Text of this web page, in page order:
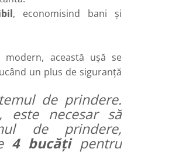
, economisind bani și
această ușă se
un plus de siguranță
de prindere.
este necesar să
de prindere,
4 bucățipentru